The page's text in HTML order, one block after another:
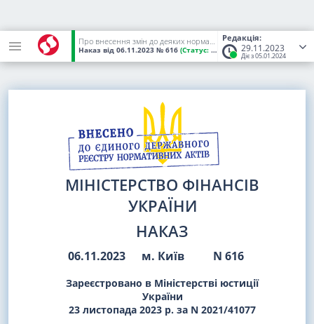
Редакція:
29.11.2023
Діє з 05.01.2024
Про внесення змін до деяких нормативно-правових актів Міністерства фінансів України з бухгалтерського обліку
Наказ від 06.11.2023 № 616 (Статус:
МІНІСТЕРСТВО ФІНАНСІВ
УКРАЇНИ
НАКАЗ
06.11.2023 м. Київ N 616
Зареєстровано в Міністерстві юстиції
України
23 листопада 2023 р. за N 2021/41077